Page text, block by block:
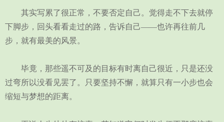
其实写累了很正常，不要否定自己。觉得走不下去就停
下脚步，回头看看走过的路，告诉自己——也许再往前几
步，就有最美的风景。
毕竟，那些遥不可及的目标有时离自己很近，只是还没
过弯所以没看见罢了。只要坚持不懈，就算只有一小步也会
缩短与梦想的距离。